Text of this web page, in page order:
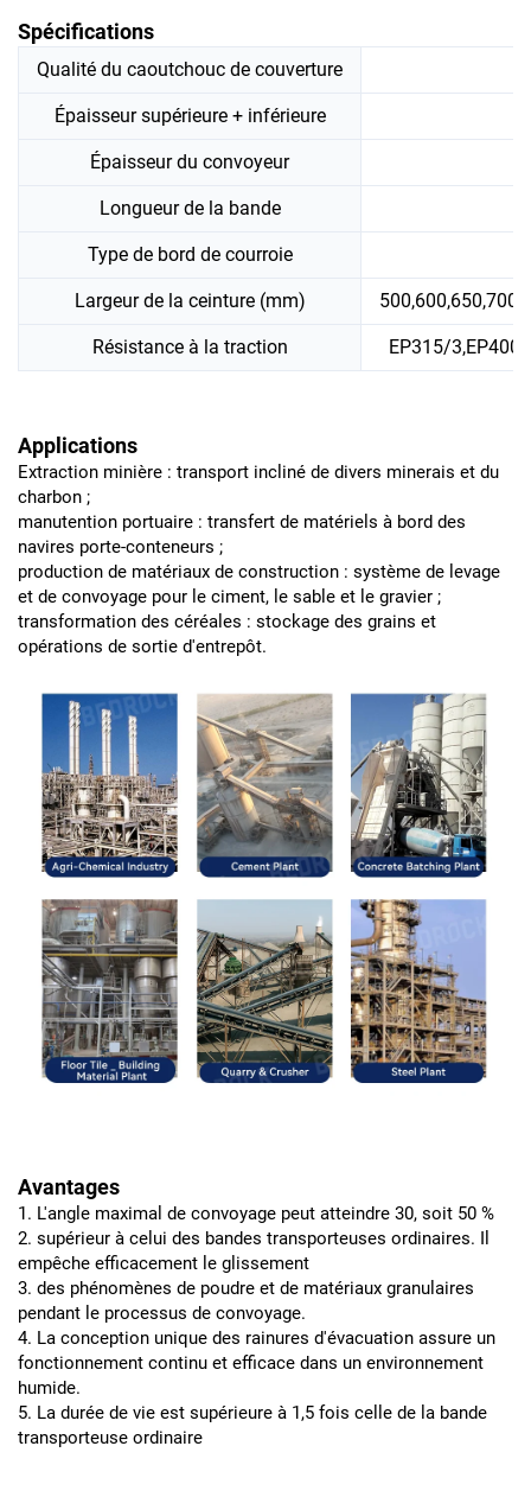
Spécifications
Qualité du caoutchouc de couverture
Épaisseur supérieure + inférieure
Épaisseur du convoyeur
Longueur de la bande
Type de bord de courroie
Largeur de la ceinture (mm)
Résistance à la traction EP315/
Applications
Extraction minière : transport incliné de divers minerais et du
charbon ;
manutention portuaire : transfert de matériels à bord des
navires porte-conteneurs ;
production de matériaux de construction : système de levage
et de convoyage pour le ciment, le sable et le gravier ;
transformation des céréales : stockage des grains et
opérations de sortie d'entrepôt.
Avantages
1. L'angle maximal de convoyage peut atteindre 30, soit 50 %
2. supérieur à celui des bandes transporteuses ordinaires. Il
empêche efficacement le glissement
3. des phénomènes de poudre et de matériaux granulaires
pendant le processus de convoyage.
4. La conception unique des rainures d'évacuation assure un
fonctionnement continu et efficace dans un environnement
humide.
5. La durée de vie est supérieure à 1,5 fois celle de la bande
transporteuse ordinaire